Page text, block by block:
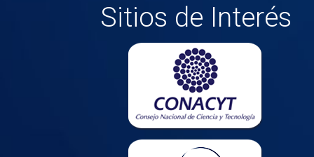
Sitios de Interés